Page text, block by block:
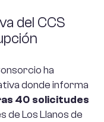
del CCS
ha
donde informa
40 solicitudes
de Los Llanos de